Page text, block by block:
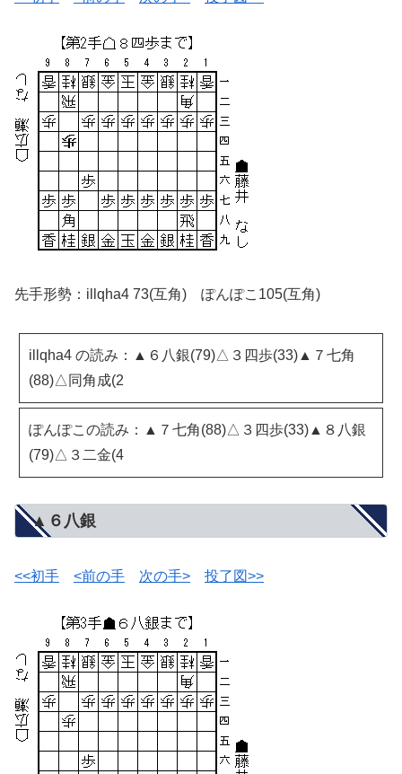
先手形勢：illqha4 73(互角) ぽんぽこ105(互角)
illqha4 の読み：▲６八銀(79)△３四歩(33)▲７七角
(88)△同角成(2
ぽんぽこの読み：▲７七角(88)△３四歩(33)▲８八銀
(79)△３二金(4
▲６八銀
<<初手 <前の手 次の手> 投了図>>